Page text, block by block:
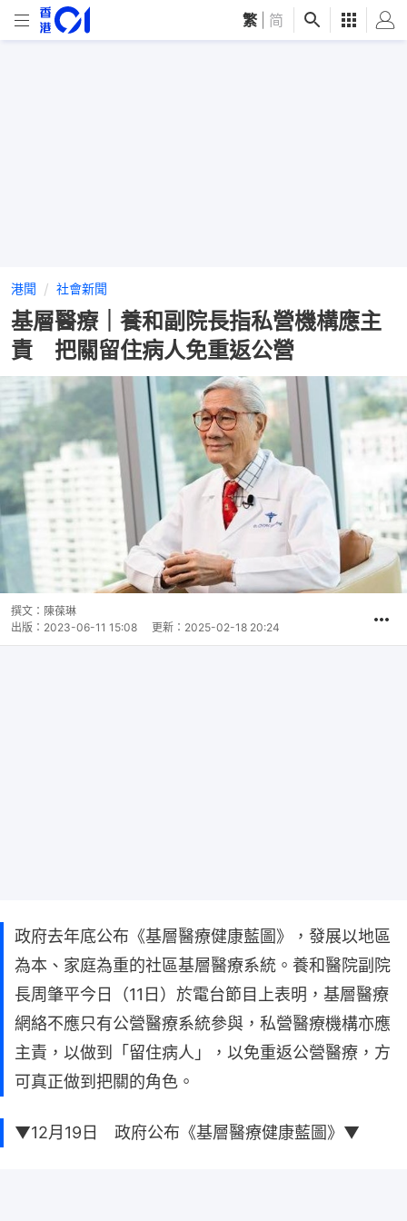
繁 简
港聞 社會新聞
基層醫療｜養和副院長指私營機構應主
責 把關留住病人免重返公營
撰文： 陳葆琳
出版： 2023-06-11 15:08 更新： 2025-02-18 20:24
​政府去年底公布《基層醫療健康藍圖》，發展以地區
為本、家庭為重的社區基層醫療系統。養和醫院副院
長周肇平今日（11日）於電台節目上表明，基層醫療
網絡不應只有公營醫療系統參與，私營醫療機構亦應
主責，以做到「留住病人」，以免重返公營醫療，方
可真正做到把關的角色。
▼12月19日 政府公布《基層醫療健康藍圖》▼